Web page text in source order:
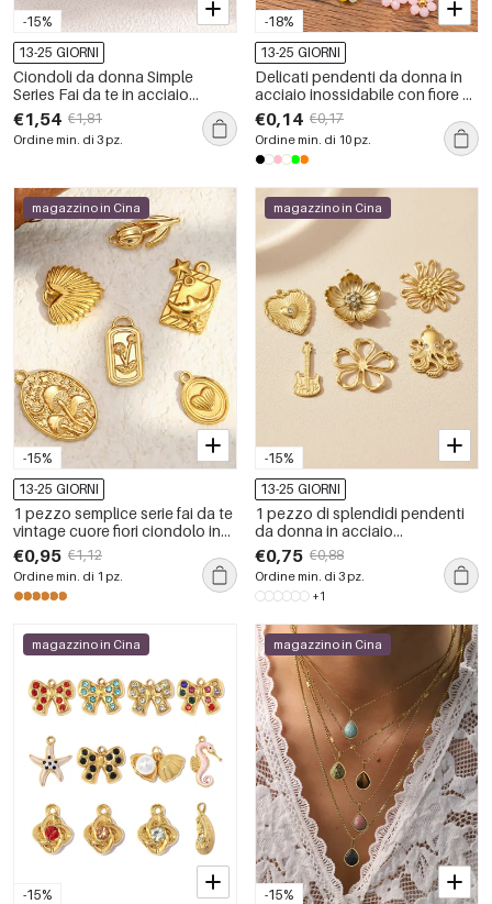
-15%
13-25 GIORNI
Ciondoli da donna Simple
Series Fai da te in acciaio
inossidabile, impermeabili, color
oro, con pietra naturale.
€1,54 €1,81
Ordine min. di 3 pz.
-18%
13-25 GIORNI
Delicati pendenti da donna in
acciaio inossidabile con fiore di
cristallo naturale e impermeabili
€0,14 €0,17
Ordine min. di 10 pz.
-15%
magazzino in Cina
13-25 GIORNI
1 pezzo semplice serie fai da te
vintage cuore fiori ciondolo in
acciaio inossidabile
impermeabile
€0,95 €1,12
Ordine min. di 1 pz.
-15%
magazzino in Cina
13-25 GIORNI
1 pezzo di splendidi pendenti
da donna in acciaio
inossidabile color oro
impermeabile a forma di fiore
€0,75 €0,88
Ordine min. di 3 pz.
+1
-15%
magazzino in Cina
-15%
magazzino in Cina